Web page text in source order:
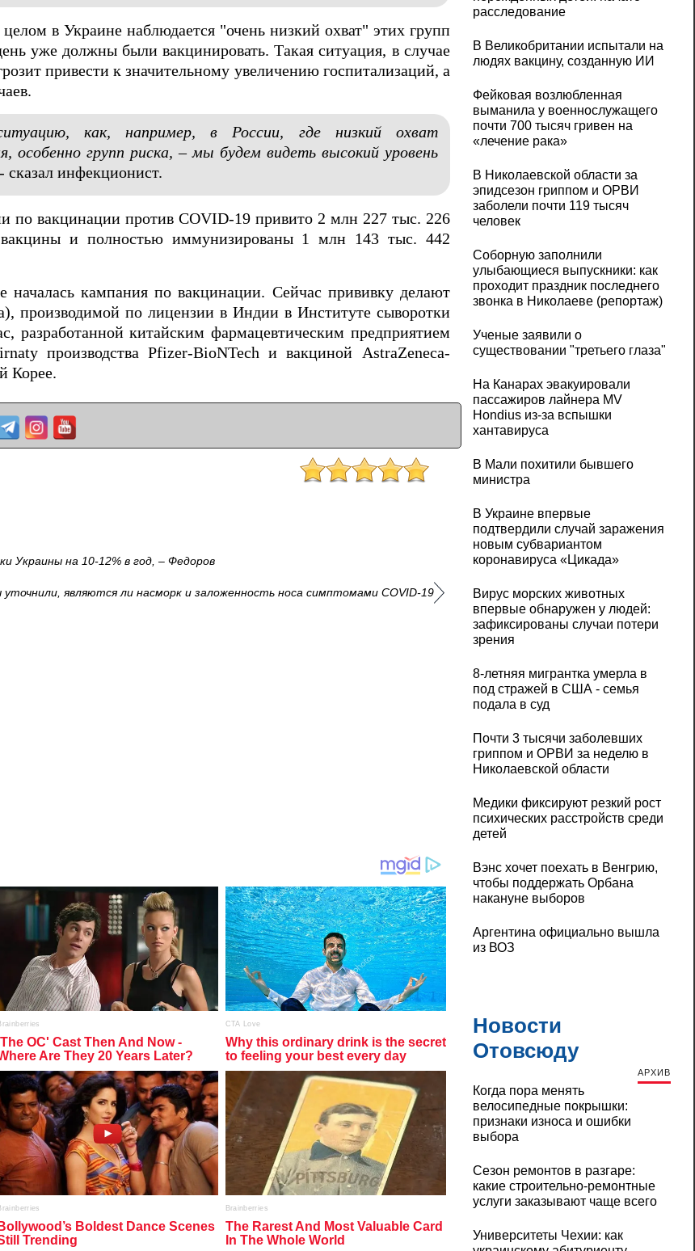
в Украине наблюдается "очень низкий охват" этих групп
уже должны были вакцинировать. Такая ситуация, в случае
привести к значительному увеличению госпитализаций, а
как, например, в России, где низкий охват
особенно групп риска, – мы будем видеть высокий уровень
- сказал инфекционист.
по вакцинации против COVID-19 привито 2 млн 227 тыс. 226
и полностью иммунизированы 1 млн 143 тыс. 442
кампания по вакцинации. Сейчас прививку делают
производимой по лицензии в Индии в Институте сыворотки
разработанной китайским фармацевтическим предприятием
производства Pfizer-BioNTech и вакциной AstraZeneca-
Корее.
Украины на 10-12% в год, – Федоров
являются ли насморк и заложенность носа симптомами COVID-19
расследование
В Великобритании испытали на
людях вакцину, созданную ИИ
Фейковая возлюбленная
выманила у военнослужащего
почти 700 тысяч гривен на
«лечение рака»
В Николаевской области за
эпидсезон гриппом и ОРВИ
заболели почти 119 тысяч
человек
Соборную заполнили
улыбающиеся выпускники: как
проходит праздник последнего
звонка в Николаеве (репортаж)
Ученые заявили о
существовании "третьего глаза"
На Канарах эвакуировали
пассажиров лайнера MV
Hondius из‑за вспышки
хантавируса
В Мали похитили бывшего
министра
В Украине впервые
подтвердили случай заражения
новым субвариантом
коронавируса «Цикада»
Вирус морских животных
впервые обнаружен у людей:
зафиксированы случаи потери
зрения
8-летняя мигрантка умерла в
под стражей в США - семья
подала в суд
Почти 3 тысячи заболевших
гриппом и ОРВИ за неделю в
Николаевской области
Медики фиксируют резкий рост
психических расстройств среди
детей
Вэнс хочет поехать в Венгрию,
чтобы поддержать Орбана
накануне выборов
Аргентина официально вышла
из ВОЗ
Новости
Отовсюду
АРХИВ
Когда пора менять
велосипедные покрышки:
признаки износа и ошибки
выбора
Сезон ремонтов в разгаре:
какие строительно-ремонтные
услуги заказывают чаще всего
Университеты Чехии: как